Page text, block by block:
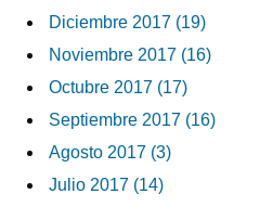
Diciembre 2017 (19)
Noviembre 2017 (16)
Octubre 2017 (17)
Septiembre 2017 (16)
Agosto 2017 (3)
Julio 2017 (14)